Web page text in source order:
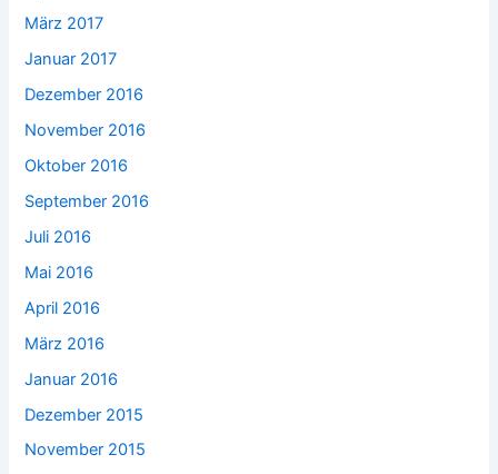
März 2017
Januar 2017
Dezember 2016
November 2016
Oktober 2016
September 2016
Juli 2016
Mai 2016
April 2016
März 2016
Januar 2016
Dezember 2015
November 2015